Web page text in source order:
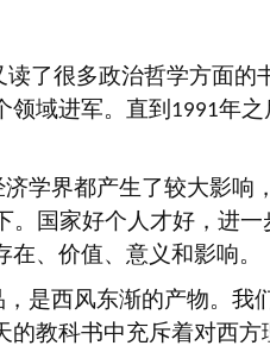
了很多政治哲学方面的
领域进军。直到 1991年之
学界都产生了较大影响
国家好个人才好，进一
、价值、意义和影响。
是西风东渐的产物。我
教科书中充斥着对西方